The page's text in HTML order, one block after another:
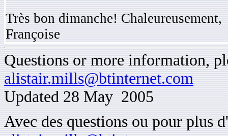
Très bon dimanche! Chaleureusement,
Françoise
Questions or more information,
alistair.mills@btinternet.com
Updated 28 May 2005
Avec des questions ou pour